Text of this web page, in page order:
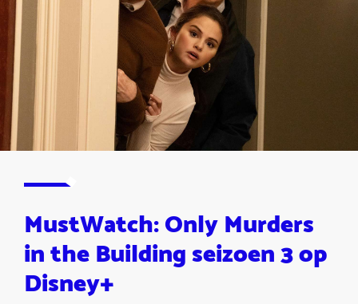
MustWatch: Only Murders
in the Building seizoen 3 op
Disney+